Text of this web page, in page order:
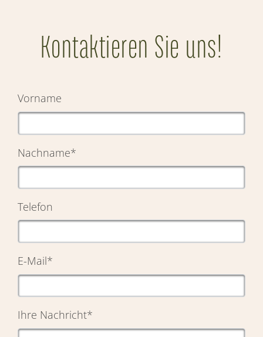
Kontaktieren Sie uns!
Vorname
Nachname*
Telefon
E-Mail*
Ihre Nachricht*